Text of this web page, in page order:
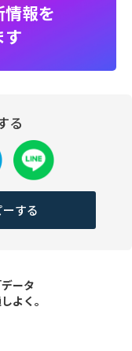
情報を
す
る
する
ータ
よく。